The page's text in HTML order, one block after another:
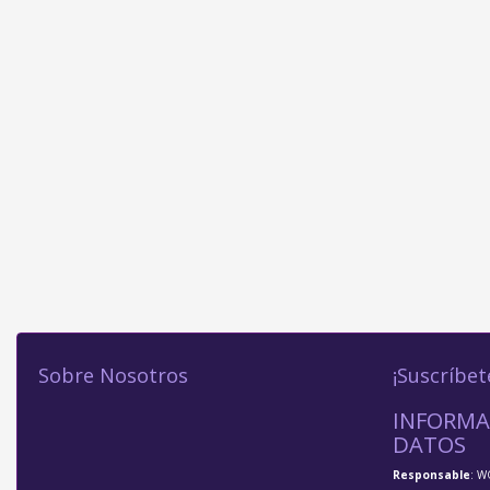
Sobre Nosotros
DATOS
Responsable: